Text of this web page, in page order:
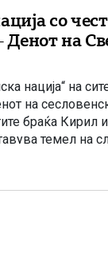
со
Денот на
нација“ на
на
браќа Кирил
темел на
и култура. Со
на